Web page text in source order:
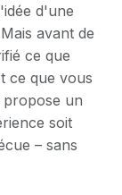
d'une
avant de
ce que
ce que vous
propose un
soit
– sans